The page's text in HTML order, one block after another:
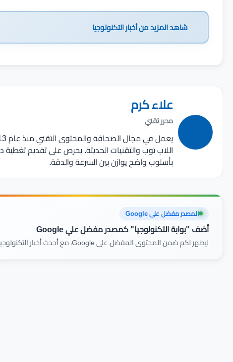
شاهد المزيد منأخبار التكنولوجيا
علاء كرم
محرر تقني
اللاب توب والتقنيات الحديثة. يحرص على تقديم
بأسلوب واضح يوازن بين السرعة والدقة.
المصدر مفضل على Google
أضف "بوابة التكنولوجيا" كمصدر مفضل علي Google
ليظهر لكم ضمن المحتوى المفضل على Google، مع أحدث أخبار التكنولوجيا والمراجعات أولًا بأول.